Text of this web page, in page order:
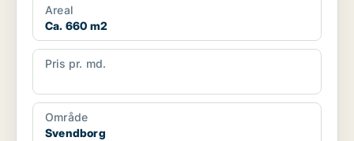
Areal
Ca. 660 m2
Pris pr. md.
Område
Svendborg